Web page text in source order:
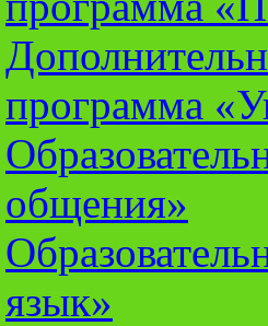
программа
общения»
язык»